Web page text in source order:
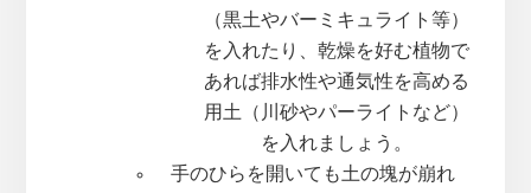
（黒土やバーミキュライト等）
を入れたり、乾燥を好む植物で
あれば排水性や通気性を高める
用土（川砂やパーライトなど）
を入れましょう。
手のひらを開いても土の塊が崩れ